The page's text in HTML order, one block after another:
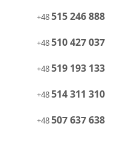
+48515 246 888
+48510 427 037
+48519 193 133
+48514 311 310
+48507 637 638